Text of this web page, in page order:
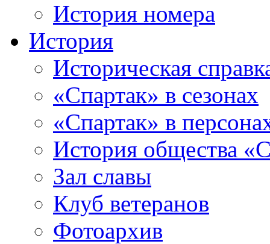
История номера
История
Историческая
«Спартак» в сезонах
«Спартак» в
История общества
Зал славы
Клуб ветеранов
Фотоархив